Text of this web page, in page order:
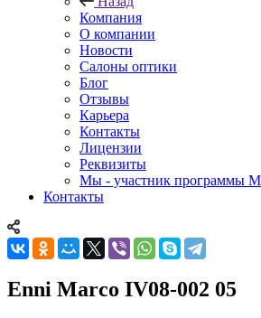
Компания
О компании
Новости
Салоны оптики
Блог
Отзывы
Карьера
Контакты
Лицензии
Реквизиты
Мы - участник программы
Контакты
Enni Marco IV08-002 05